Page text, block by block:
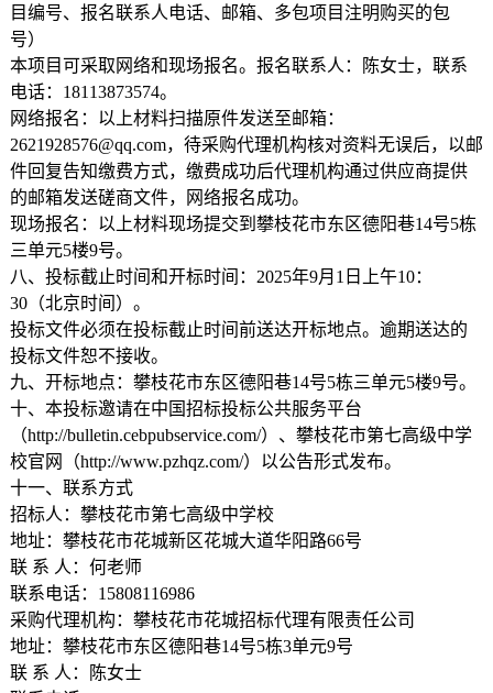
目编号、报名联系人电话、邮箱、多包项目注明购买的包
号）
本项目可采取网络和现场报名。报名联系人：陈女士，联系
电话：18113873574。
网络报名：以上材料扫描原件发送至邮箱：
2621928576@qq.com，待采购代理机构核对资料无误后，以邮
件回复告知缴费方式，缴费成功后代理机构通过供应商提供
的邮箱发送磋商文件，网络报名成功。
现场报名：以上材料现场提交到攀枝花市东区德阳巷14号5栋
三单元5楼9号。
八、投标截止时间和开标时间：2025年9月1日上午10：
30（北京时间）。
投标文件必须在投标截止时间前送达开标地点。逾期送达的
投标文件恕不接收。
九、开标地点：攀枝花市东区德阳巷14号5栋三单元5楼9号。
十、本投标邀请在中国招标投标公共服务平台
（http://bulletin.cebpubservice.com/）、攀枝花市第七高级中学
校官网（http://www.pzhqz.com/）以公告形式发布。
十一、联系方式
招标人：攀枝花市第七高级中学校
地址：攀枝花市花城新区花城大道华阳路66号
联 系 人：何老师
联系电话：15808116986
采购代理机构：攀枝花市花城招标代理有限责任公司
地址：攀枝花市东区德阳巷14号5栋3单元9号
联 系 人：陈女士